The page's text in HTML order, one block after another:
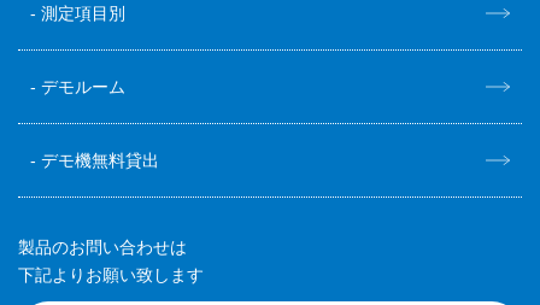
測定項目別
デモルーム
デモ機無料貸出
製品のお問い合わせは
下記よりお願い致します